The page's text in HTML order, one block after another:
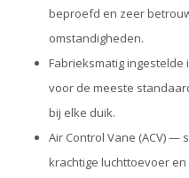
beproefd en zeer
omstandigheden.
Fabrieksmatig
voor de meeste
bij elke duik.
Air Control Vane (ACV) —
krachtige luchttoevoer